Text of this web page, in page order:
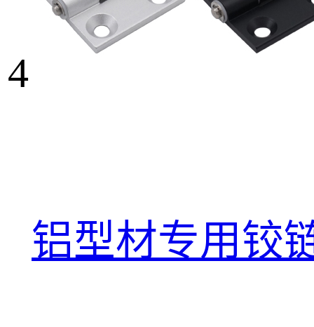
4
铝型材专用铰